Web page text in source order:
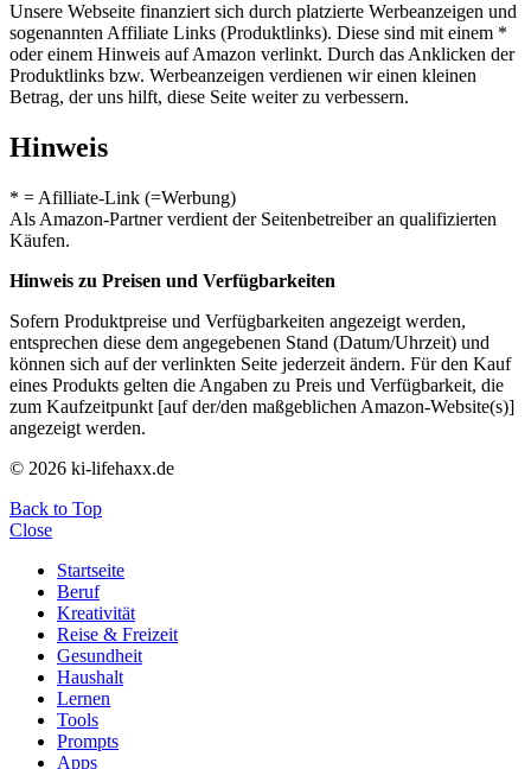
Unsere Webseite finanziert sich durch platzierte Werbeanzeigen und
sogenannten Affiliate Links (Produktlinks). Diese sind mit einem *
oder einem Hinweis auf Amazon verlinkt. Durch das Anklicken der
Produktlinks bzw. Werbeanzeigen verdienen wir einen kleinen
Betrag, der uns hilft, diese Seite weiter zu verbessern.
Hinweis
* = Afilliate-Link (=Werbung)
Als Amazon-Partner verdient der Seitenbetreiber an qualifizierten
Käufen.
Hinweis zu Preisen und Verfügbarkeiten
Sofern Produktpreise und Verfügbarkeiten angezeigt werden,
entsprechen diese dem angegebenen Stand (Datum/Uhrzeit) und
können sich auf der verlinkten Seite jederzeit ändern. Für den Kauf
eines Produkts gelten die Angaben zu Preis und Verfügbarkeit, die
zum Kaufzeitpunkt [auf der/den maßgeblichen Amazon-Website(s)]
angezeigt werden.
© 2026 ki-lifehaxx.de
Back to Top
Close
Startseite
Beruf
Kreativität
Reise & Freizeit
Gesundheit
Haushalt
Lernen
Tools
Prompts
Apps